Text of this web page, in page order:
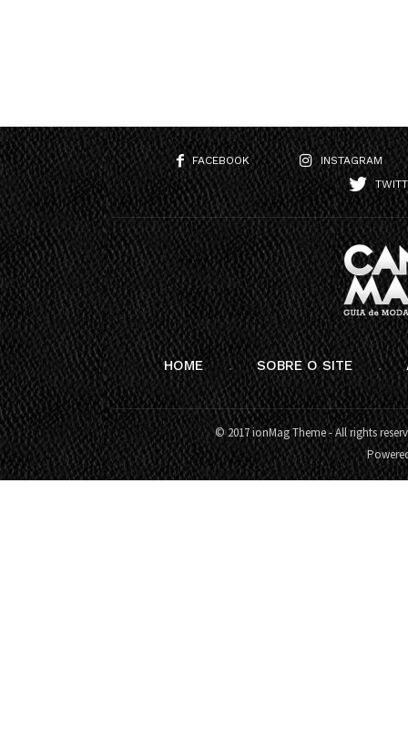
FACEBOOK
INSTAGRAM
HOME SOBRE O SITE
© 2017 ionMag Theme - All rights